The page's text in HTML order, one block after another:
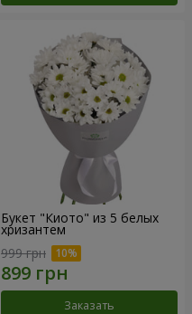
Букет "Киото" из 5 белых
хризантем
999 грн
Заказать